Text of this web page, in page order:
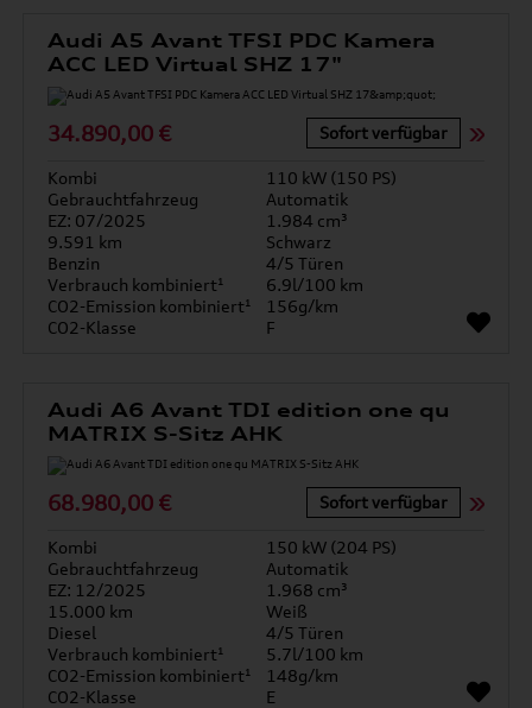
Audi A5 Avant TFSI PDC Kamera
ACC LED Virtual SHZ 17"
34.890,00 € Sofort verfügbar
Kombi
110 kW (150 PS)
Gebrauchtfahrzeug
Automatik
EZ: 07/2025
1.984 cm³
9.591 km
Schwarz
Benzin
4/5 Türen
Verbrauch kombiniert¹
6.9l/100 km
CO2-Emission kombiniert¹
156g/km
CO2-Klasse
F
Audi A6 Avant TDI edition one qu
MATRIX S-Sitz AHK
68.980,00 € Sofort verfügbar
Kombi
150 kW (204 PS)
Gebrauchtfahrzeug
Automatik
EZ: 12/2025
1.968 cm³
15.000 km
Weiß
Diesel
4/5 Türen
Verbrauch kombiniert¹
5.7l/100 km
CO2-Emission kombiniert¹
148g/km
CO2-Klasse
E